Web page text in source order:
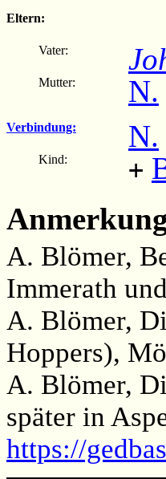
Eltern:
Vater:
Mutter: N.
Verbindung: N.
Kind: +
A. Blömer,
Immerath
A. Blömer,
Hoppers),
A. Blömer,
später in
https://